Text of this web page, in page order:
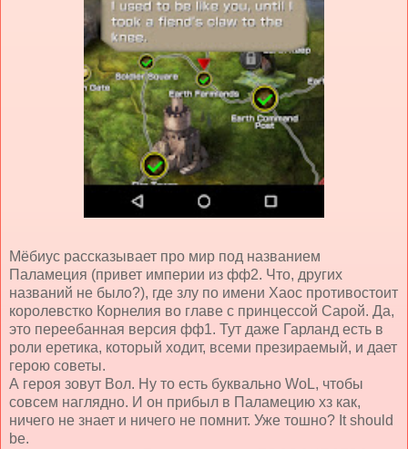
Мёбиус рассказывает про мир под названием
Паламеция (привет империи из фф2. Что, других
названий не было?), где злу по имени Хаос противостоит
королевстко Корнелия во главе с принцессой Сарой. Да,
это переебанная версия фф1. Тут даже Гарланд есть в
роли еретика, который ходит, всеми презираемый, и дает
герою советы.
А героя зовут Вол. Ну то есть буквально WoL, чтобы
совсем наглядно. И он прибыл в Паламецию хз как,
ничего не знает и ничего не помнит. Уже тошно? It should
be.